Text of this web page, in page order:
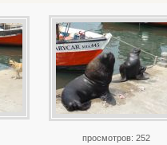
просмотров: 252